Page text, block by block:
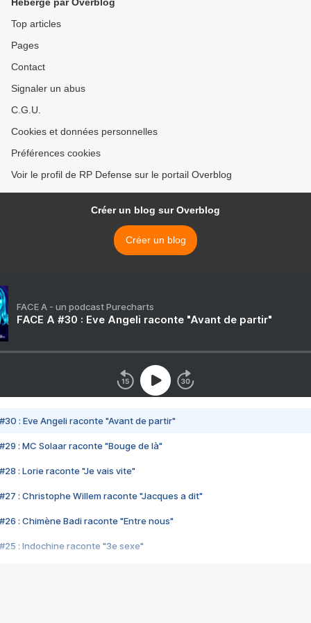
Top articles
Pages
Contact
Signaler un abus
C.G.U.
Cookies et données personnelles
Préférences cookies
Voir le profil de RP Defense sur le portail Overblog
Créer un blog sur Overblog
Créer un blog
FACE A - un podcast Purecharts
FACE A #30 : Eve Angeli raconte "Avant de partir"
#30 : Eve Angeli raconte "Avant de partir"
#29 : MC Solaar raconte "Bouge de là"
#28 : Lorie raconte "Je vais vite"
#27 : Christophe Willem raconte "Jacques a dit"
#26 : Chimène Badi raconte "Entre nous"
#25 : Indochine raconte "3e sexe"